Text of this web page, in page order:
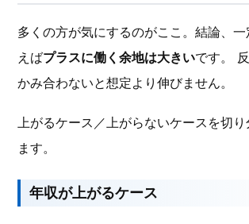
多くの方が気にするのがここ。結論、
えばプラスに働く余地は大きいです。
かみ合わないと想定より伸びません。
上がるケース／上がらないケースを切
ます。
年収が上がるケース